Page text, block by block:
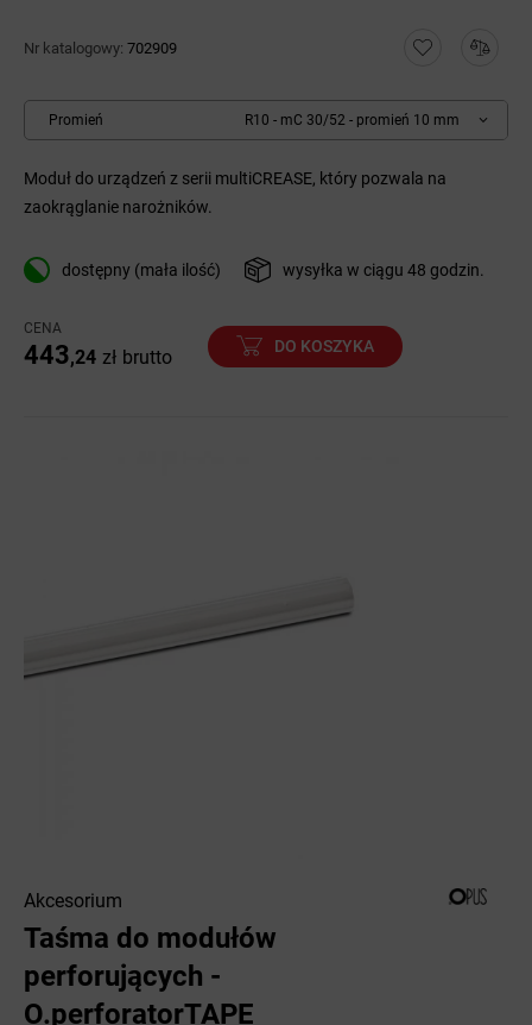
Nr katalogowy: 702909
Promień R10 - mC 30/52 - promień 10 mm
Moduł do urządzeń z serii multiCREASE, który pozwala na
zaokrąglanie narożników.
dostępny (mała ilość) wysyłka w ciągu 48 godzin.
CENA
443,24 zł brutto
DO KOSZYKA
Akcesorium
Taśma do modułów
perforujących -
O.perforatorTAPE